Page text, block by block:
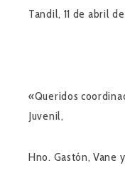
Tandil, 11 de abril
«Queridos
Juvenil,
Hno. Gastón, Vane